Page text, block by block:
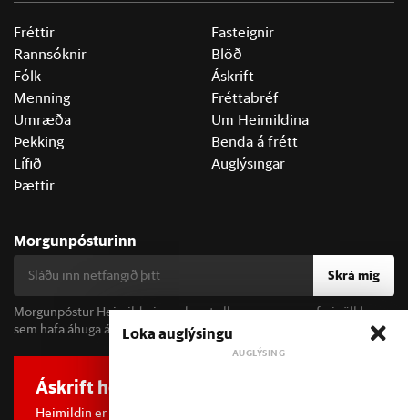
Fréttir
Rannsóknir
Fólk
Menning
Umræða
Þekking
Lífið
Þættir
Fasteignir
Blöð
Áskrift
Fréttabréf
Um Heimildina
Benda á frétt
Auglýsingar
Morgunpósturinn
Skrá mig
Morgunpóstur Heimildarinnar berst alla morgna og er fyrir öll þau
sem hafa áhuga á fréttum og þjóðfélagsumræðu.
Áskrift hefur áhrif
Heimildin er í dreifðu eignarhaldi og óháð
Loka auglýsingu